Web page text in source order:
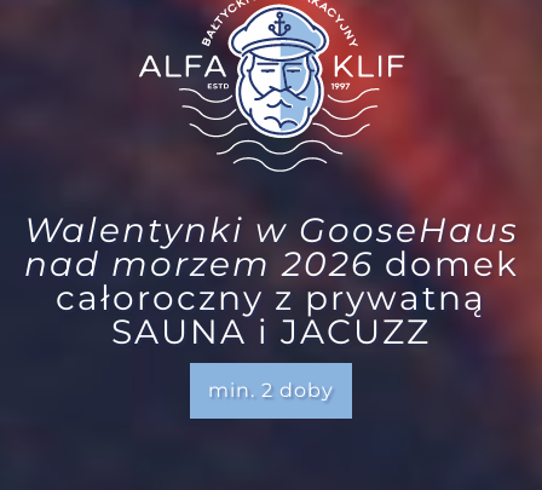
HOME
DOMKI I CENNIK
POLE NAMIOTOWE
ATRAKCJE
OPINIE
GALERIA
KONTAKT
Walentynki w GooseHaus
nad morzem 2026 domek
całoroczny z prywatną
SAUNA i JACUZZ
min. 2 doby